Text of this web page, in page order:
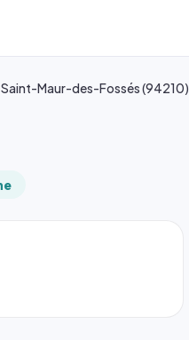
Saint-Maur-des-Fossés (94210)